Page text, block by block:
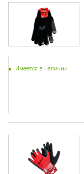
Имеется в наличии